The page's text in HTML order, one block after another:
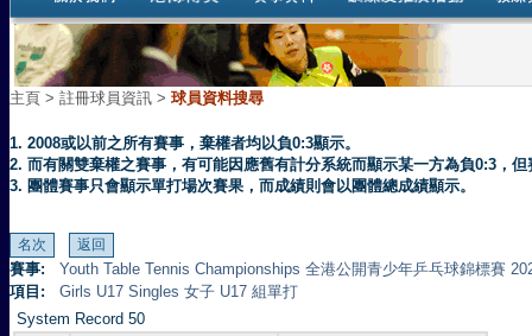
主頁 > 註冊球員資訊 > 球員資料搜尋
1. 2008或以前之所有賽事，棄權者均以負0:3顯示。
2. 而有關雙棄權之賽事，有可能因應舊有計分系統而顯示某一方為負0:3，
3. 團體賽事只會顯示單打場次賽果，而成績則會以團體總成績顯示。
賽事:
Youth Table Tennis Championships 全港公開青少年乒乓球錦標賽
項目:
Girls U17 Singles 女子 U17 組單打
System Record 50